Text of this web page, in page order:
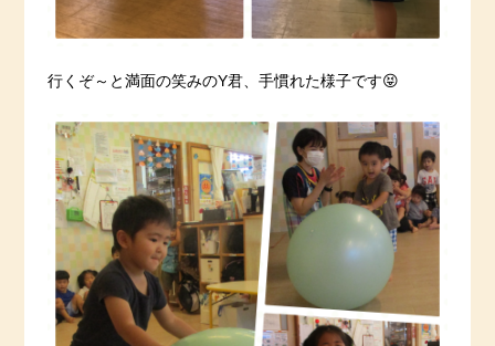
行くぞ～と満面の笑みのY君、手慣れた様子です😝